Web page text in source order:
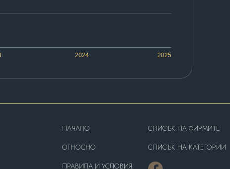
2024 2025
HAЧАЛО
OТНОСНО
ПРАВИЛА И УСЛОВИЯ
СПИСЪК НА ФИРМИТЕ
СПИСЪК НА КАТЕГОРИИ